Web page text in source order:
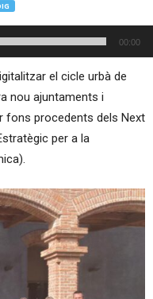
00:00
el cicle urbà de
nou ajuntaments i
fons procedents dels Next
per a la